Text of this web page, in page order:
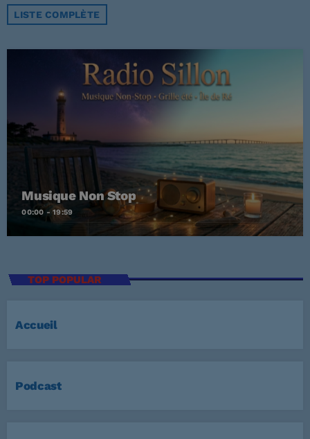
LISTE COMPLÈTE
Musique Non Stop
00:00 - 19:59
TOP POPULAR
Accueil
Podcast